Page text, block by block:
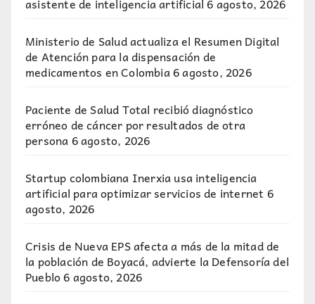
Ministerio de Salud actualiza el Resumen Digital
de Atención para la dispensación de
medicamentos en Colombia6 agosto, 2026
Paciente de Salud Total recibió diagnóstico
erróneo de cáncer por resultados de otra
persona6 agosto, 2026
Startup colombiana Inerxia usa inteligencia
artificial para optimizar servicios de internet 6
agosto, 2026
Crisis de Nueva EPS afecta a más de la mitad de
la población de Boyacá, advierte la Defensoría del
Pueblo6 agosto, 2026